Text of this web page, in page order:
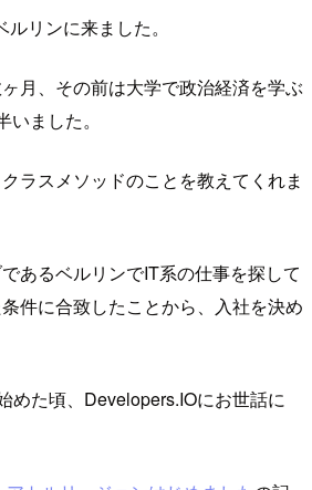
リンに来ました。
月、その前は大学で政治経済を学ぶ
ました。
ラスメソッドのことを教えてくれま
あるベルリンでIT系の仕事を探して
件に合致したことから、入社を決め
めた頃、Developers.IOにお世話に